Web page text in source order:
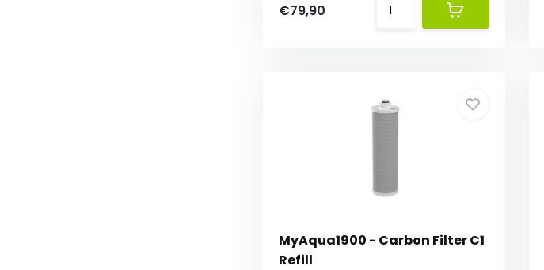
€79,90
MyAqua1900 - Carbon Filter C1
Refill